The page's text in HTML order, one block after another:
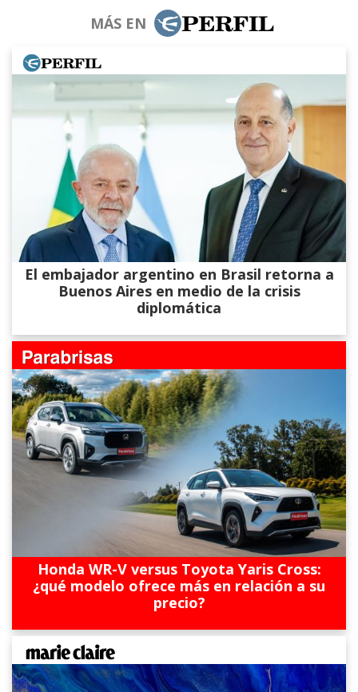
MÁS EN
El embajador argentino en Brasil retorna a
Buenos Aires en medio de la crisis
diplomática
Honda WR-V versus Toyota Yaris Cross:
¿qué modelo ofrece más en relación a su
precio?